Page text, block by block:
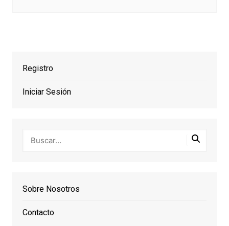
Registro
Iniciar Sesión
Sobre Nosotros
Contacto